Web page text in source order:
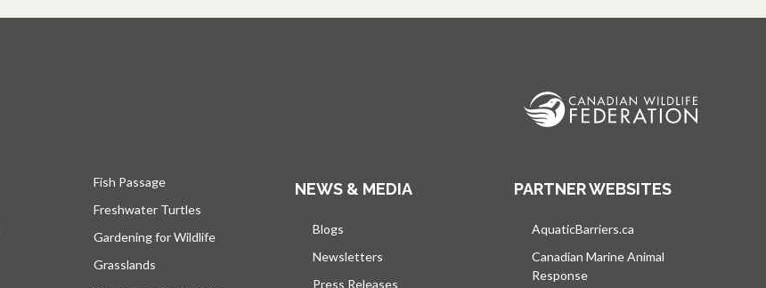
Fish Passage
Freshwater Turtles
Gardening for Wildlife
Grasslands
NEWS & MEDIA
Blogs
Newsletters
Press Releases
PARTNER WEBSITES
AquaticBarriers.ca
Canadian Marine Animal
Response